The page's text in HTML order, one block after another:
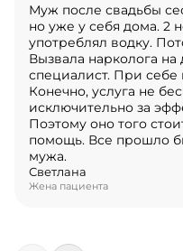
Муж после свадьбы
но уже у себя дома. 2
употреблял водку.
Вызвала нарколога
специалист. При
Конечно, услуга не
исключительно за
Поэтому оно того
помощь. Все прошло
мужа.
Светлана
Жена пациента